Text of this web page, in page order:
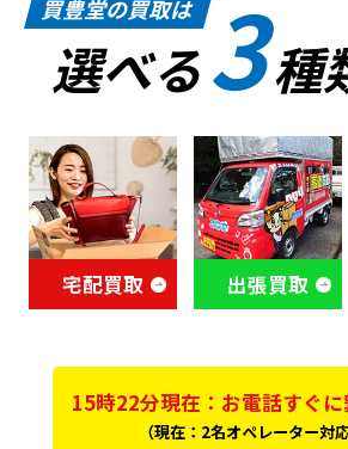
買豊堂の買取は
選べる3種
宅配買取 出張買取
15時22分現在：お電話すぐに
（現在：2名オペレーター対